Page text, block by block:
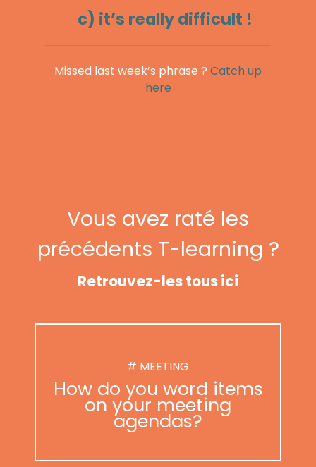
c) it’s really difficult !
Missed last week’s phrase ? Catch up
here
Vous avez raté les
précédents T-learning ?
Retrouvez-les tous ici
# MEETING
How do you word items
on your meeting
agendas?